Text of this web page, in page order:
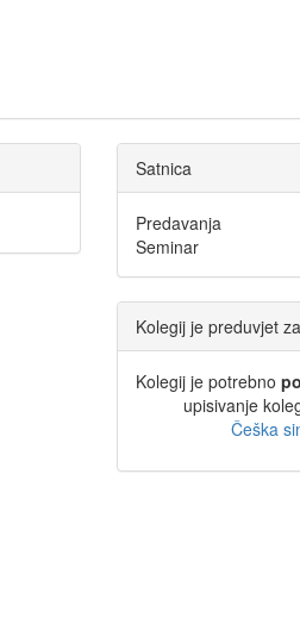
Satnica
Predavanja
Seminar
Kolegij je preduvjet
Kolegij je potrebno
upisivanje
Češka